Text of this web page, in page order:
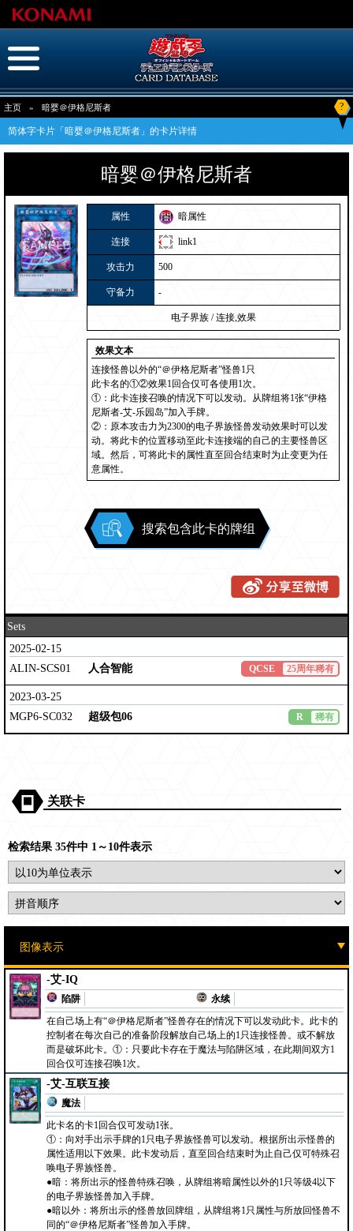
主页 » 暗婴＠伊格尼斯者 ?
简体字卡片「暗婴＠伊格尼斯者」的卡片详情
暗婴＠伊格尼斯者
属性 暗属性
连接 link1
攻击力 500
守备力 -
电子界族 / 连接,效果
效果文本
连接怪兽以外的“＠伊格尼斯者”怪兽1只
此卡名的①②效果1回合仅可各使用1次。
①：此卡连接召唤的情况下可以发动。从牌组将1张“伊格
尼斯者-艾-乐园岛”加入手牌。
②：原本攻击力为2300的电子界族怪兽发动效果时可以发
动。将此卡的位置移动至此卡连接端的自己的主要怪兽区
域。然后，可将此卡的属性直至回合结束时为止变更为任
意属性。
搜索包含此卡的牌组
Sets
2025-02-15
ALIN-SCS01
人合智能 QCSE 25周年稀有
2023-03-25
MGP6-SC032
超级包06 R 稀有
关联卡
检索结果 35件中 1～10件表示
-艾-IQ
陷阱
永续
在自己场上有“＠伊格尼斯者”怪兽存在的情况下可以发动此卡。此卡的
控制者在每次自己的准备阶段解放自己场上的1只连接怪兽。或不解放
而是破坏此卡。①：只要此卡存在于魔法与陷阱区域，在此期间双方1
回合仅可连接召唤1次。
-艾-互联互接
魔法
此卡名的卡1回合仅可发动1张。
①：向对手出示手牌的1只电子界族怪兽可以发动。根据所出示怪兽的
属性适用以下效果。此卡发动后，直至回合结束时为止自己仅可特殊召
唤电子界族怪兽。
●暗：将所出示的怪兽特殊召唤，从牌组将暗属性以外的1只等级4以下
的电子界族怪兽加入手牌。
●暗以外：将所出示的怪兽放回牌组，从牌组将1只属性与所放回怪兽不
同的“＠伊格尼斯者”怪兽加入手牌。